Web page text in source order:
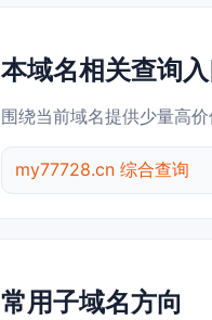
本域名相关查询入
围绕当前域名提供少量高
my77728.cn 综合查询
常用子域名方向